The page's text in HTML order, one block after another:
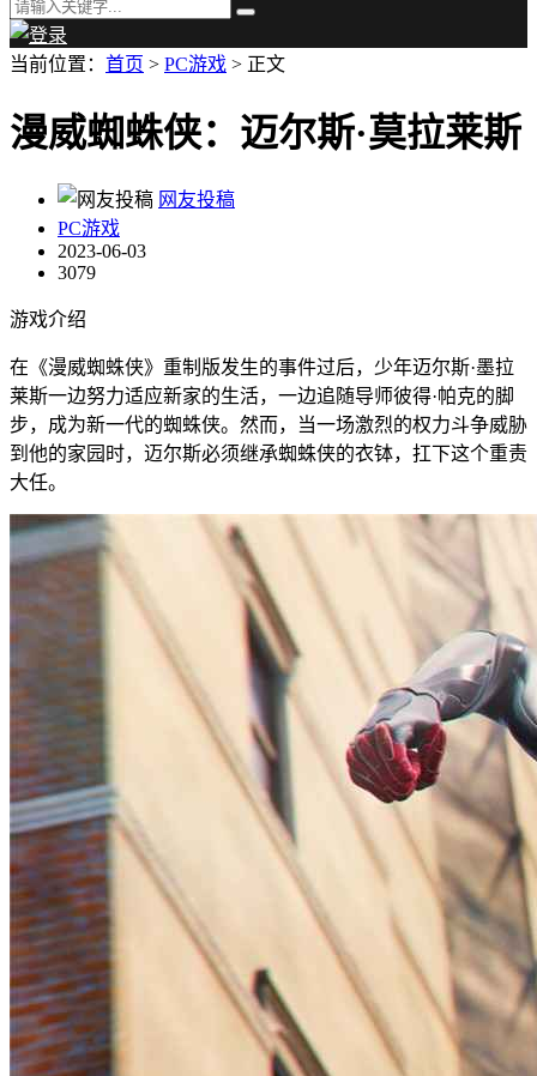
当前位置： 首页 > PC游戏 > 正文
漫威蜘蛛侠：迈尔斯·莫拉莱斯
网友投稿
PC游戏
2023-06-03
3079
游戏介绍
在《漫威蜘蛛侠》重制版发生的事件过后，少年迈尔斯·墨拉
莱斯一边努力适应新家的生活，一边追随导师彼得·帕克的脚
步，成为新一代的蜘蛛侠。然而，当一场激烈的权力斗争威胁
到他的家园时，迈尔斯必须继承蜘蛛侠的衣钵，扛下这个重责
大任。